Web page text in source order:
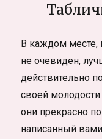
В каждом
не очевиден,
действительно
своей
они прекрасно
написанный